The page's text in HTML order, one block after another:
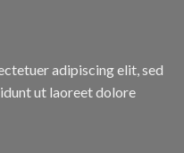
adipiscing elit, sed
ut laoreet dolore